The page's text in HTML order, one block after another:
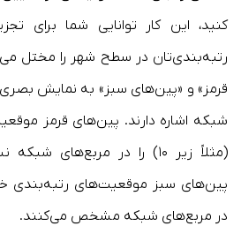
کنید، این کار توانایی شما برای
رتبه‌بندی‌تان در سطح شهر را مختل
قرمز» و «پین‌های سبز» به نمایش
شبکه اشاره دارند. پین‌های قرمز
(مثلاً زیر ۱۰) را در مربع‌های
در مربع‌های شبکه مشخص می‌کنند.